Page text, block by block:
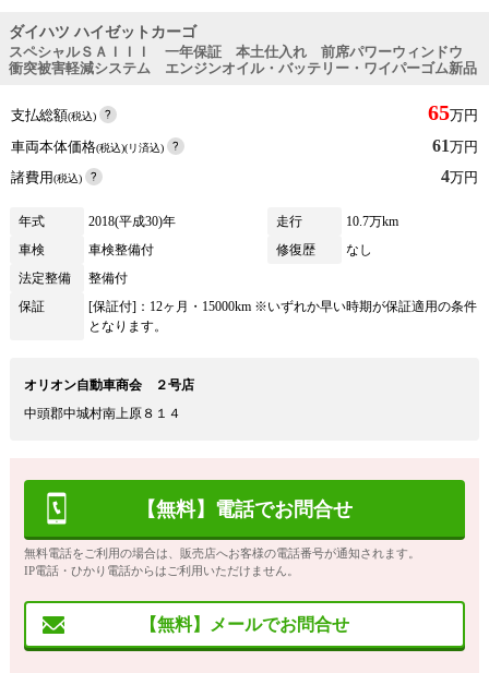
ダイハツ ハイゼットカーゴ
スペシャルＳＡＩＩＩ 一年保証 本土仕入れ 前席パワーウィンドウ
衝突被害軽減システム エンジンオイル・バッテリー・ワイパーゴム新品
支払総額(税込) 65万円
車両本体価格(税込)(リ済込) 61万円
諸費用(税込) 4万円
年式 2018(平成30)年 走行
10.7万km
車検
車検整備付 修復歴
なし
法定整備
整備付
保証
[保証付]：12ヶ月・15000km ※いずれか早い時期が保証適用の条件
となります。
オリオン自動車商会 ２号店
中頭郡中城村南上原８１４
【無料】電話でお問合せ
無料電話をご利用の場合は、販売店へお客様の電話番号が通知されます。
IP電話・ひかり電話からはご利用いただけません。
【無料】メールでお問合せ